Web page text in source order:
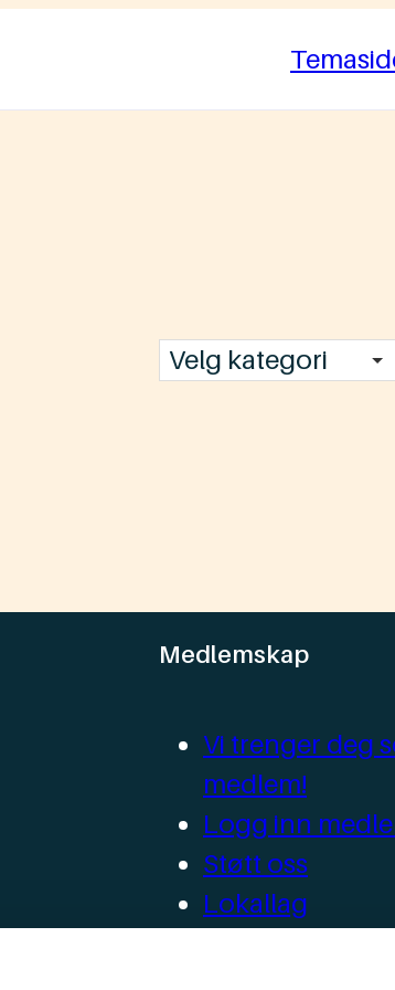
Velg kategori
Medlemskap
Vi trenger deg
medlem!
Logg inn
Støtt oss
Lokallag